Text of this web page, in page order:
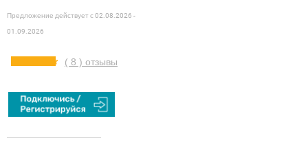
Предложение действует с02.08.2026 -
01.09.2026
( 8 ) отзывы